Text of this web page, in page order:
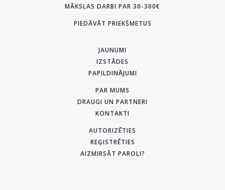
MĀKSLAS DARBI PAR 30-300€
PIEDĀVĀT PRIEKŠMETUS
JAUNUMI
IZSTĀDES
PAPILDINĀJUMI
PAR MUMS
DRAUGI UN PARTNERI
KONTAKTI
AUTORIZĒTIES
REĢISTRĒTIES
AIZMIRSĀT PAROLI?